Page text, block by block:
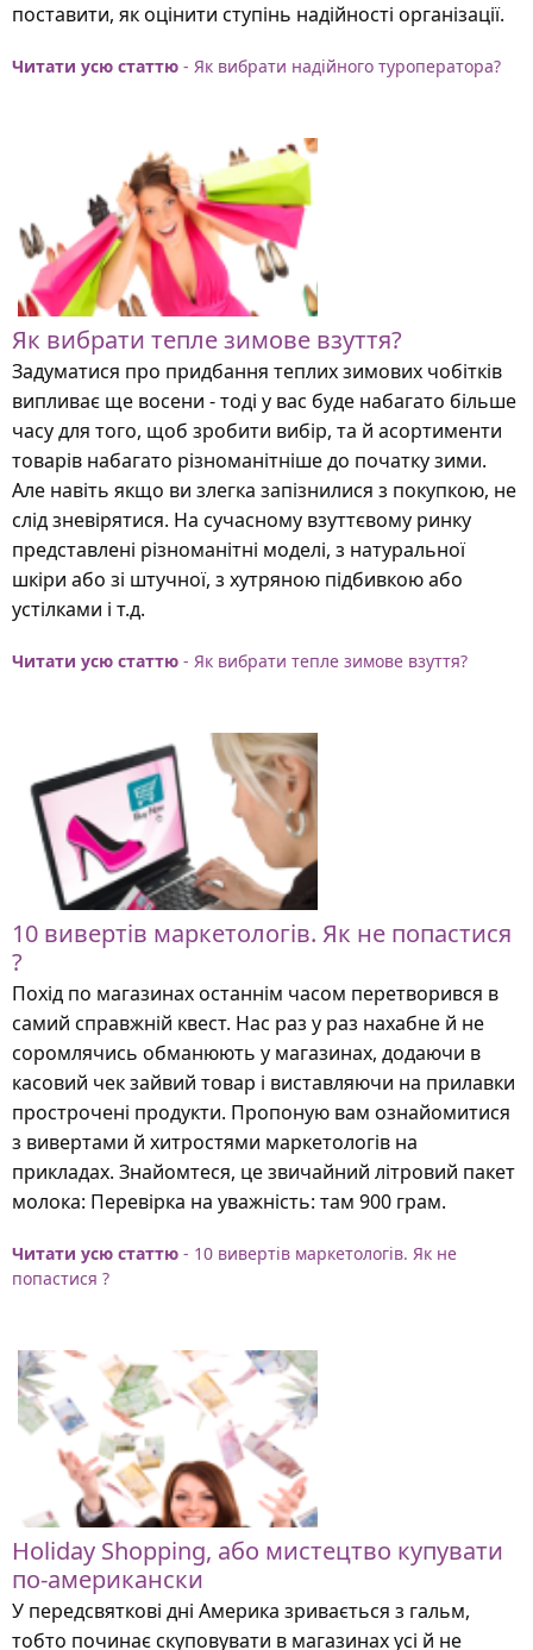
поставити, як оцінити ступінь надійності організації.
Читати усю статтю - Як вибрати надійного туроператора?
Як вибрати тепле зимове взуття?
Задуматися про придбання теплих зимових чобітків
випливає ще восени - тоді у вас буде набагато більше
часу для того, щоб зробити вибір, та й асортименти
товарів набагато різноманітніше до початку зими.
Але навіть якщо ви злегка запізнилися з покупкою, не
слід зневірятися. На сучасному взуттєвому ринку
представлені різноманітні моделі, з натуральної
шкіри або зі штучної, з хутряною підбивкою або
устілками і т.д.
Читати усю статтю - Як вибрати тепле зимове взуття?
10 вивертів маркетологів. Як не попастися
?
Похід по магазинах останнім часом перетворився в
самий справжній квест. Нас раз у раз нахабне й не
соромлячись обманюють у магазинах, додаючи в
касовий чек зайвий товар і виставляючи на прилавки
прострочені продукти. Пропоную вам ознайомитися
з вивертами й хитростями маркетологів на
прикладах. Знайомтеся, це звичайний літровий пакет
молока: Перевірка на уважність: там 900 грам.
Читати усю статтю - 10 вивертів маркетологів. Як не
попастися ?
Holiday Shopping, або мистецтво купувати
по-американски
У передсвяткові дні Америка зривається з гальм,
тобто починає скуповувати в магазинах усі й не